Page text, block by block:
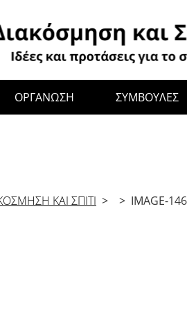
ΟΡΓΑΝΩΣΗ ΣΥΜΒΟΥΛΕΣ
ΚΑΙ ΣΠΙΤΙ > > IMAGE-146